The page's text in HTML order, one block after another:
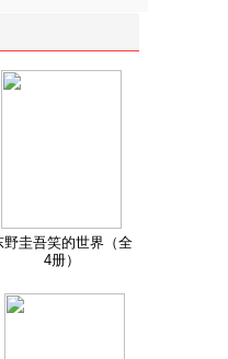
野圭吾笑的世界（全
4册）